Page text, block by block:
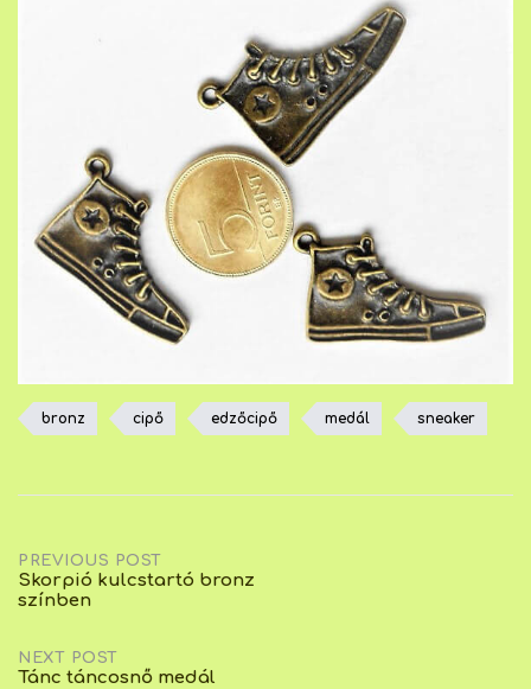
bronz cipő edzőcipő medál sneaker
Post
PREVIOUS POST
Skorpió kulcstartó bronz
színben
NEXT POST
Tánc táncosnő medál